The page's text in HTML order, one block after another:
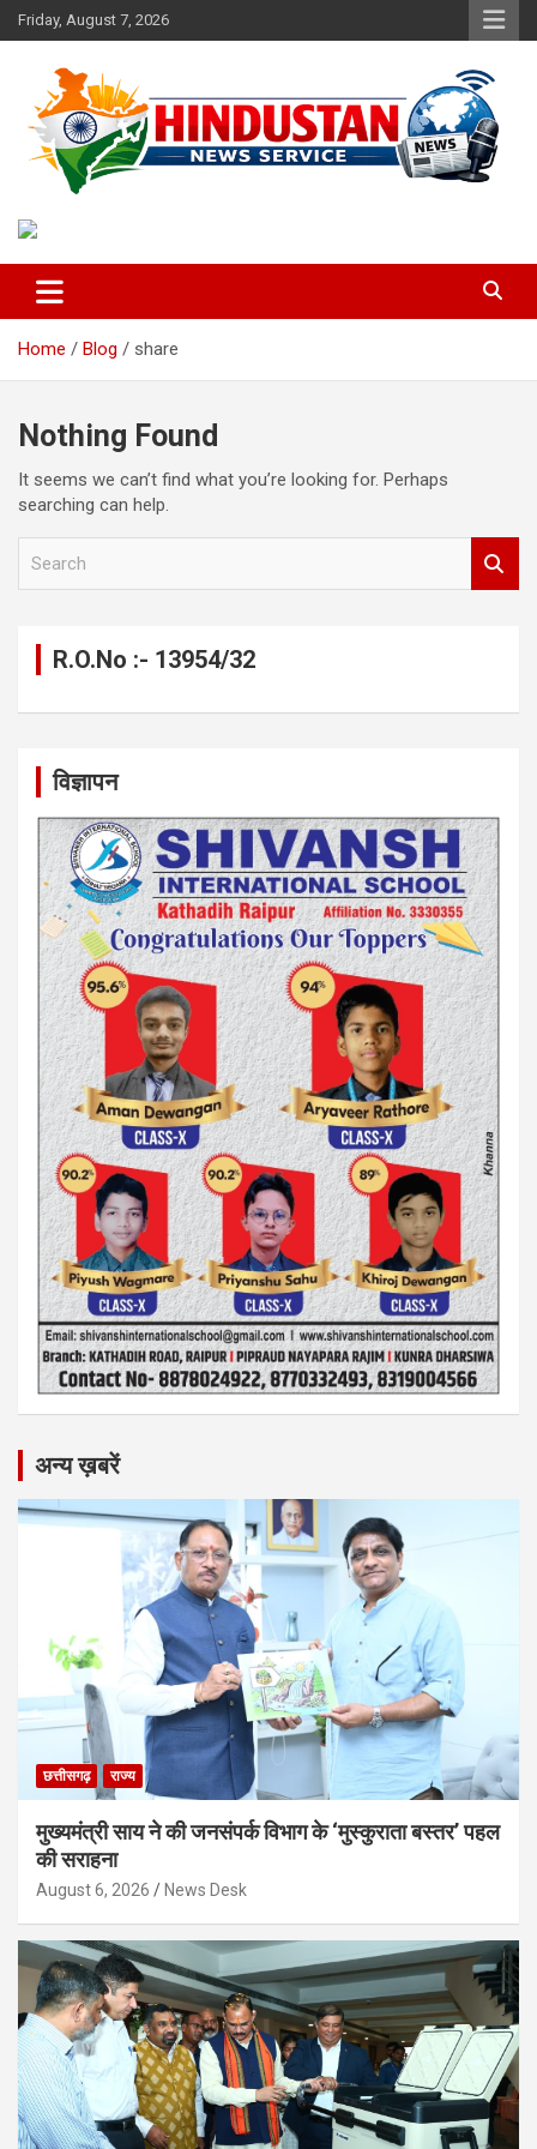
Skip
to
Friday, August 7, 2026
Hindustan News Service
Home Blog share
Nothing Found
It seems we can’t find what you’re looking for. Perhaps
searching can help.
R.O.No :- 13954/32
विज्ञापन
अन्य ख़बरें
छत्तीसगढ़ राज्य
मुख्यमंत्री साय ने की जनसंपर्क विभाग के ‘मुस्कुराता बस्तर’ पहल
की सराहना
August 6, 2026 News Desk